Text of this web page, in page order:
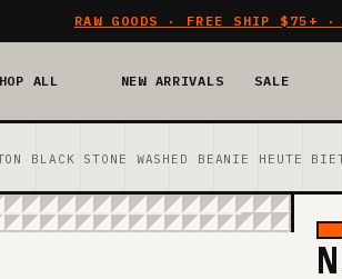
RAW GOODS · FREE SHIP $75+ ·
ALL NEW ARRIVALS SALE
BLACK STONE WASHED BEANIE HEUTE